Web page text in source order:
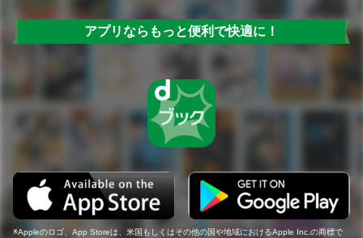
アプリならもっと便利で快適に！
Appleのロゴ、App Storeは、米国もしくはその他の国や地域におけるApple Inc.の商標で